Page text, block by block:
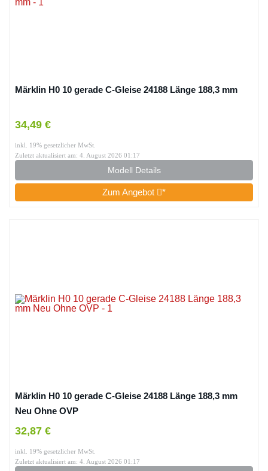
Märklin H0 10 gerade C-Gleise 24188 Länge 188,3 mm
34,49 €
inkl. 19% gesetzlicher MwSt.
Zuletzt aktualisiert am: 4. August 2026 01:17
Modell Details
Zum Angebot *
Märklin H0 10 gerade C-Gleise 24188 Länge 188,3 mm
Neu Ohne OVP
32,87 €
inkl. 19% gesetzlicher MwSt.
Zuletzt aktualisiert am: 4. August 2026 01:17